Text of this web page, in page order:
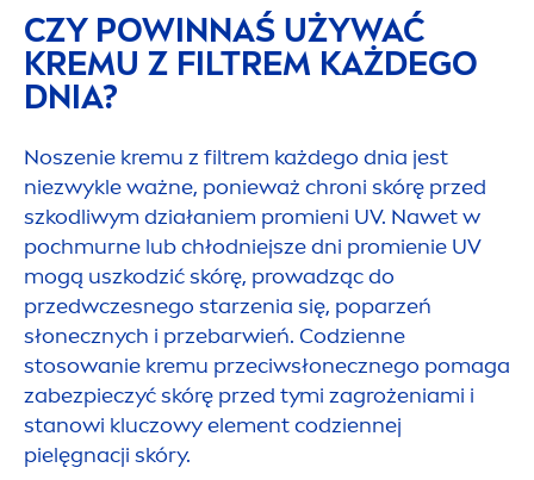
CZY POWINNAŚ UŻYWAĆ
KREMU Z FILTREM KAŻDEGO
DNIA?
Noszenie kremu z filtrem każdego dnia jest
niezwykle ważne, ponieważ chroni skórę przed
szkodliwym działaniem promieni UV. Nawet w
pochmurne lub chłodniejsze dni promienie UV
mogą uszkodzić skórę, prowadząc do
przedwczesnego starzenia się, poparzeń
słonecznych i przebarwień. Codzienne
stosowanie kremu przeciwsłonecznego pomaga
zabezpieczyć skórę przed tymi zagrożeniami i
stanowi kluczowy element codziennej
pielęgnacji skóry.